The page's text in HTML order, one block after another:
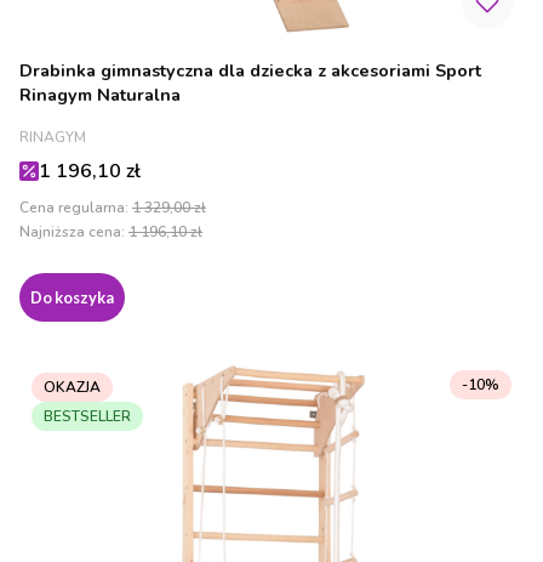
Drabinka gimnastyczna dla dziecka z akcesoriami Sport
Rinagym Naturalna
PRODUCENT
RINAGYM
Cena promocyjna
1 196,10 zł
Cena regularna: 1 329,00 zł
Najniższa cena: 1 196,10 zł
Do koszyka
OKAZJA
BESTSELLER
-10%